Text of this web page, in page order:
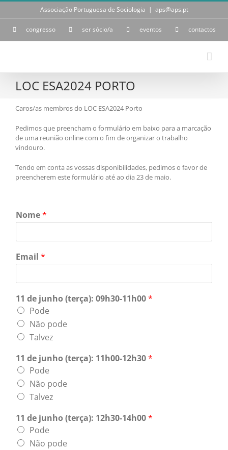
Skip
Associação Portuguesa de Sociologia | aps@aps.pt
congresso ser sócio/a eventos contactos
LOC ESA2024 PORTO
Caros/as membros do LOC ESA2024 Porto
Pedimos que preencham o formulário em baixo para a marcação
de uma reunião online com o fim de organizar o trabalho
vindouro.
Tendo em conta as vossas disponibilidades, pedimos o favor de
preencherem este formulário até ao dia 23 de maio.
Nome*
Email *
11 de junho (terça): 09h30-11h00*
Pode
Não pode
Talvez
11 de junho (terça): 11h00-12h30*
Pode
Não pode
Talvez
11 de junho (terça): 12h30-14h00*
Pode
Não pode